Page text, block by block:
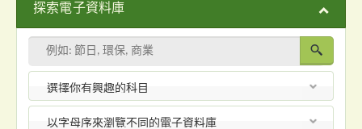
探索電子資料庫